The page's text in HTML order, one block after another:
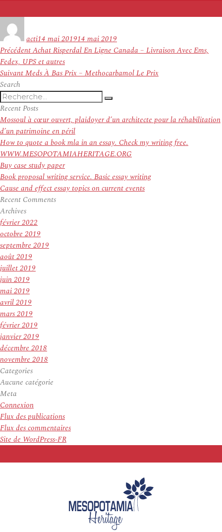
actile
14 mai 201914 mai 2019
Navigation
de
l’article
PrécédentArticle
précédent :
Achat Risperdal En Ligne Canada – Livraison Avec Ems,
Fedex, UPS et autres
SuivantArticle
Meds À Bas Prix – Methocarbamol Le Prix
Search
Recherche
pour
:
Recherche
Recent Posts
Mossoul à cœur ouvert, plaidoyer d’un architecte pour la réhabilitation
d’un patrimoine en péril
How to quote a book mla in an essay. Check my writing free.
WWW.MESOPOTAMIAHERITAGE.ORG
Buy case study paper
Book proposal writing service. Basic essay writing
Cause and effect essay topics on current events
Recent Comments
Archives
février 2022
octobre 2019
septembre 2019
août 2019
juillet 2019
juin 2019
mai 2019
avril 2019
mars 2019
février 2019
janvier 2019
décembre 2018
novembre 2018
Categories
Aucune catégorie
Meta
Connexion
Flux des publications
Flux des commentaires
Site de WordPress-FR